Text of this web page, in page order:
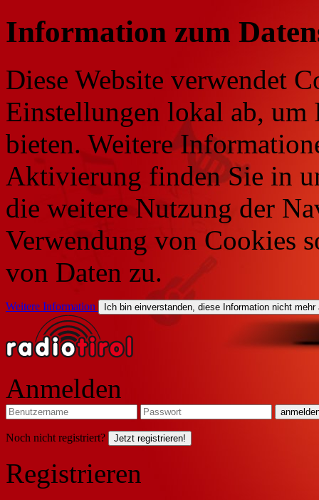
Information zum
Diese Website verwendet
Einstellungen lokal ab, um
bieten. Weitere
Aktivierung finden Sie in
die weitere Nutzung der
Verwendung von Cookies
von Daten zu.
Weitere Information Ich bin einverstanden, diese Information nicht mehr
Anmelden
Noch nicht registriert? Jetzt registrieren!
Registrieren